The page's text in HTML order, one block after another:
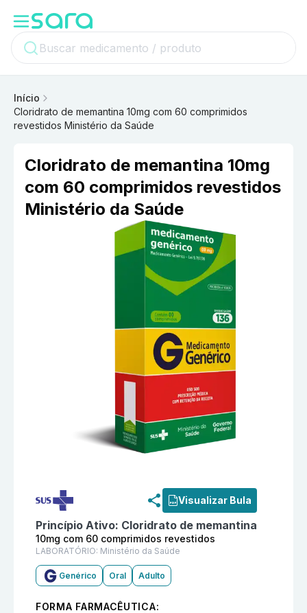
Início
Cloridrato de memantina 10mg com 60 comprimidos
revestidos Ministério da Saúde
Cloridrato de memantina 10mg
com 60 comprimidos revestidos
Ministério da Saúde
Visualizar Bula
Princípio Ativo: Cloridrato de memantina
10mg com 60 comprimidos revestidos
LABORATÓRIO: Ministério da Saúde
Genérico Oral Adulto
FORMA FARMACÊUTICA: